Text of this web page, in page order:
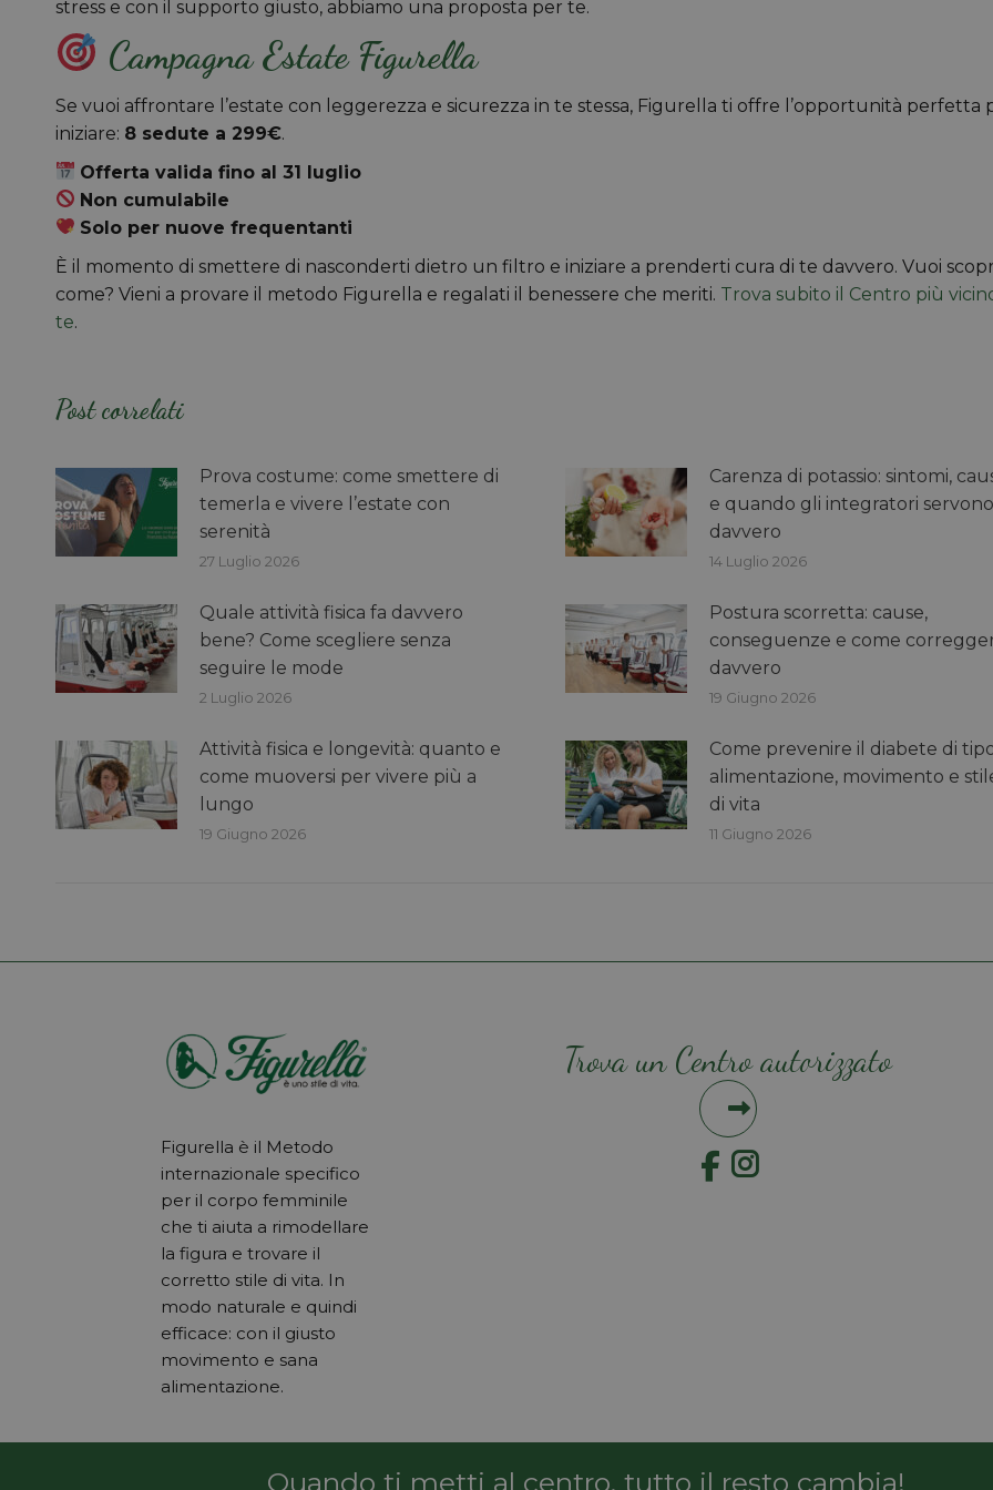
stress e con il supporto giusto, abbiamo una proposta per te.
Campagna Estate Figurella
Se vuoi affrontare l’estate con leggerezza e sicurezza in te stessa, Figurella ti offre l’opportunità perfetta
iniziare: 8 sedute a 299€.
Offerta valida fino al 31 luglio
Non cumulabile
Solo per nuove frequentanti
È il momento di smettere di nasconderti dietro un filtro e iniziare a prenderti cura di te davvero. Vuoi
come? Vieni a provare il metodo Figurella e regalati il benessere che meriti. Trova subito il Centro più
te.
Post correlati
Prova costume: come smettere di
temerla e vivere l’estate con
serenità
27 Luglio 2026
Carenza di potassio: sintomi,
e quando gli integratori servono
davvero
14 Luglio 2026
Quale attività fisica fa davvero
bene? Come scegliere senza
seguire le mode
2 Luglio 2026
Postura scorretta: cause,
conseguenze e come
davvero
19 Giugno 2026
Attività fisica e longevità: quanto e
come muoversi per vivere più a
lungo
19 Giugno 2026
Come prevenire il diabete di
alimentazione, movimento e
di vita
11 Giugno 2026
Figurella è il Metodo
internazionale specifico
per il corpo femminile
che ti aiuta a rimodellare
la figura e trovare il
corretto stile di vita. In
modo naturale e quindi
efficace: con il giusto
movimento e sana
alimentazione.
Trova un Centro autorizzato
Instagram
Quando ti metti al centro, tutto il resto cambia!